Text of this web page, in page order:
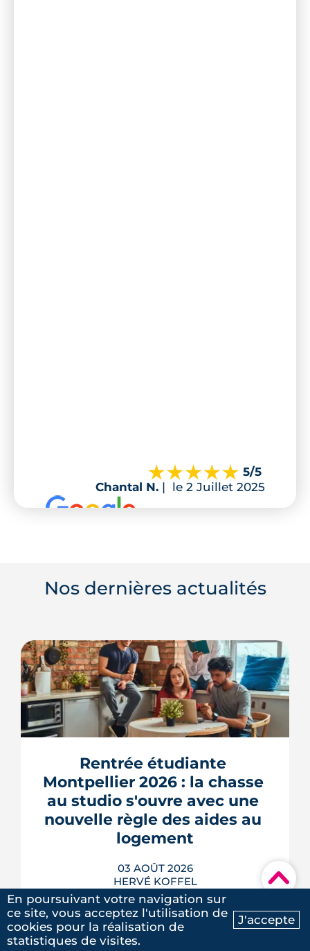
Ma recherche Contactez-nous
▾
5/5
Chantal N. | le 2 Juillet 2025
Nos dernières actualités
Rentrée étudiante
Montpellier 2026 : la chasse
au studio s'ouvre avec une
nouvelle règle des aides au
logement
03 AOÛT 2026
HERVÉ KOFFEL
En poursuivant votre navigation sur
ce site, vous acceptez l'utilisation de
cookies pour la réalisation de
statistiques de visites.
J'accepte